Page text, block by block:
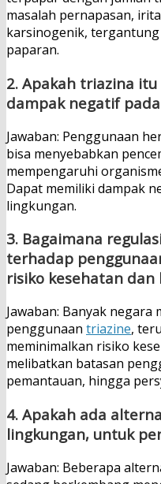
masalah pernapasan,
karsinogenik,
paparan.
2. Apakah triazina
dampak negatif
Jawaban: Penggunaan
bisa menyebabkan
mempengaruhi
Dapat memiliki dampak
lingkungan.
3. Bagaimana
terhadap
risiko kesehatan dan
Jawaban: Banyak
penggunaan triazine,
meminimalkan risiko
melibatkan batasan
pemantauan, hingga
4. Apakah ada
lingkungan, untuk
Jawaban: Beberapa